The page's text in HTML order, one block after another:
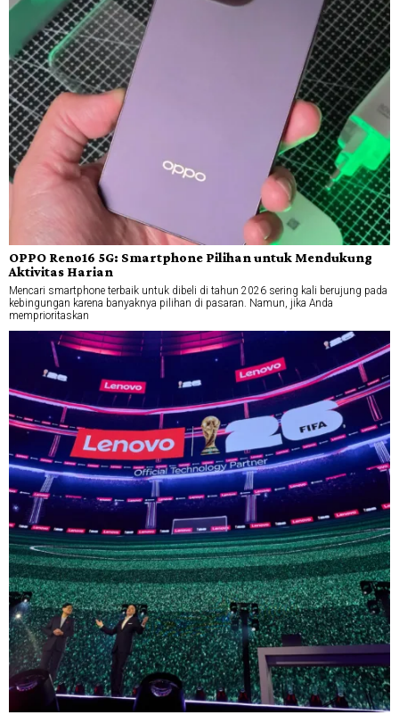
OPPO Reno16 5G: Smartphone Pilihan untuk Mendukung
Aktivitas Harian
Mencari smartphone terbaik untuk dibeli di tahun 2026 sering kali berujung pada
kebingungan karena banyaknya pilihan di pasaran. Namun, jika Anda
memprioritaskan